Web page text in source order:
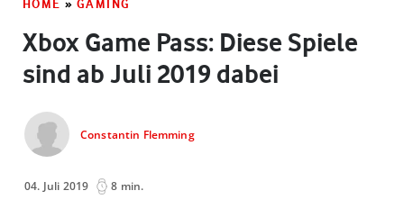
HOME » GAMING
Xbox Game Pass: Diese Spiele
sind ab Juli 2019 dabei
Constantin Flemming
04. Juli 2019 8 min.